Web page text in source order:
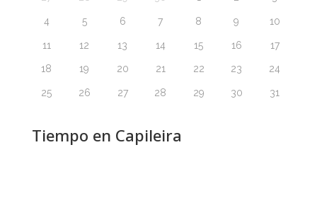
4 5 6 7 8 9 10
11 12 13 14 15 16 17
18 19 20 21 22 23 24
25 26 27 28 29 30 31
Tiempo en Capileira